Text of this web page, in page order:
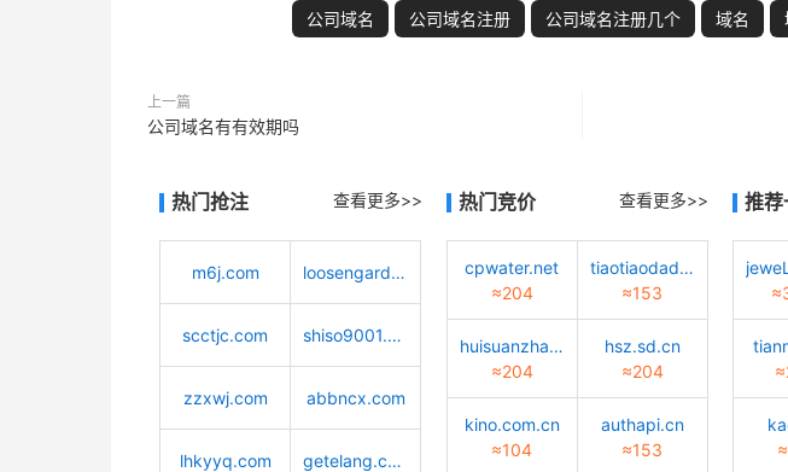
公司域名 公司域名注册 公司域名注册几个 域名
上一篇
公司域名有有效期吗
热门抢注 查看更多>>
m6j.com loosengarden.com
scctjc.com shiso9001.com
zzxwj.com abbncx.com
lhkyyq.com getelang.com
热门竞价 查看更多>>
cpwater.net
≈204
tiaotiaodadao.com
≈153
huisuanzhang.sd.cn
≈204
hsz.sd.cn
≈204
kino.com.cn
≈104
authapi.cn
≈153
推荐